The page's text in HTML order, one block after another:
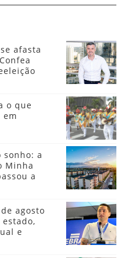
afasta
o que
em
sonho: a
Minha
a
agosto
e